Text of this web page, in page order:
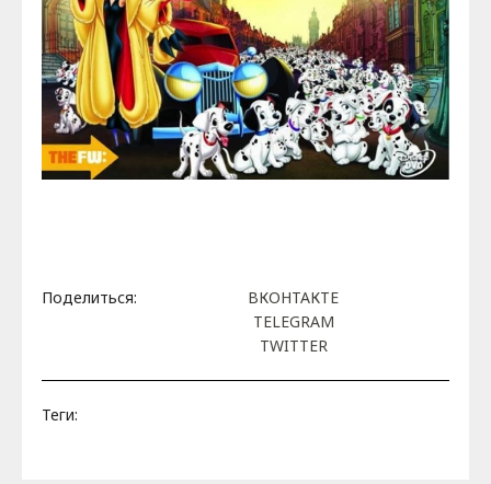
Поделиться:
ВКОНТАКТЕ
TELEGRAM
TWITTER
Теги: